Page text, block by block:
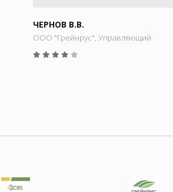
ЧЕРНОВ В.В.
ООО "Грейнрус", Управляющий